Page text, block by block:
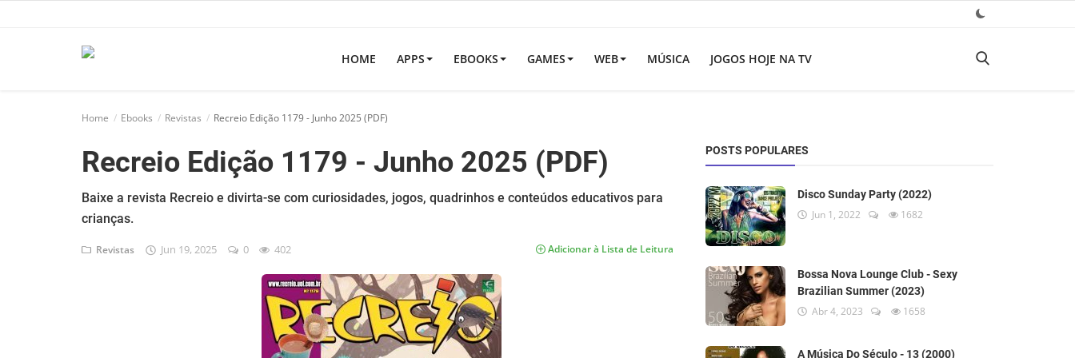
HOME APPS EBOOKS GAMES WEB MÚSICA JOGOS HOJE NA TV
Home Ebooks Revistas Recreio Edição 1179 - Junho 2025 (PDF)
Recreio Edição 1179 - Junho 2025 (PDF)
Baixe a revista Recreio e divirta-se com curiosidades, jogos, quadrinhos e conteúdos educativos para
crianças.
Revistas Jun 19, 2025 0 402 Adicionar à Lista de Leitura
POSTS POPULARES
Disco Sunday Party (2022)
Jun 1, 2022 1682
Bossa Nova Lounge Club - Sexy
Brazilian Summer (2023)
Abr 4, 2023 1658
A Música Do Século - 13 (2000)